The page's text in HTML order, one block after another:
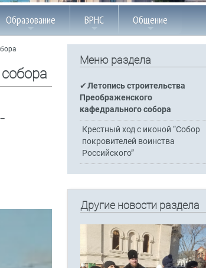
Образование ВРНС Общение
Меню раздела
Летопись строительства
Преображенского
кафедрального собора
Крестный ход с иконой “Собор
покровителей воинства
Российского”
Другие новости раздела